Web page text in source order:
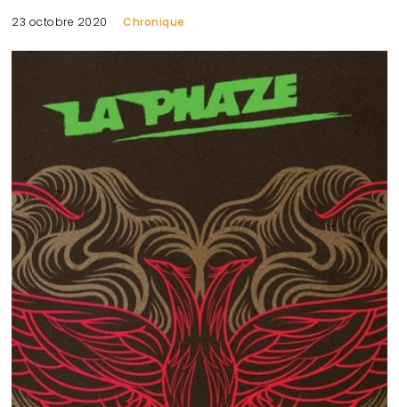
23 octobre 2020 Chronique